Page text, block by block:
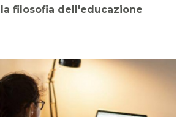
filosofia dell'educazione